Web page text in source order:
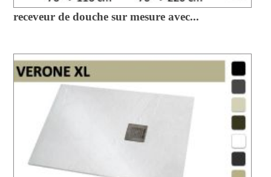
receveur de douche sur mesure avec...